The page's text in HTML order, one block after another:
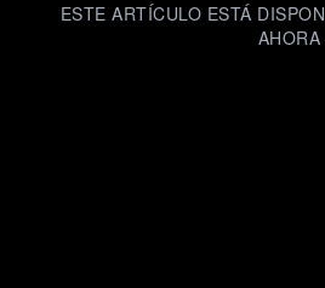
ESTE ARTÍCULO ESTÁ